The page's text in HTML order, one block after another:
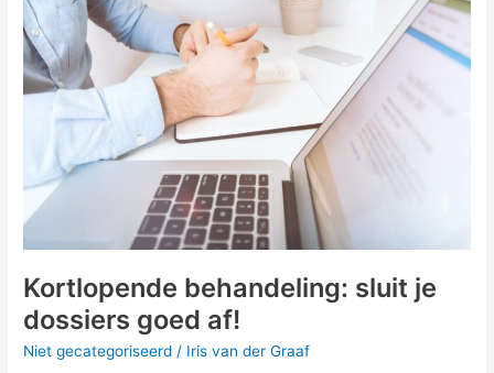
Kortlopende behandeling: sluit je
dossiers goed af!
Niet gecategoriseerd / Iris van der Graaf
sluit
je
dossiers
goed